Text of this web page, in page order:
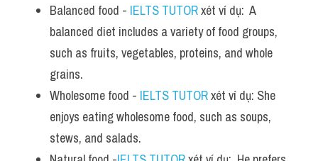
Balanced food - IELTS TUTOR xét ví dụ:  A
balanced diet includes a variety of food groups,
such as fruits, vegetables, proteins, and whole
grains.
Wholesome food - IELTS TUTOR xét ví dụ: She
enjoys eating wholesome food, such as soups,
stews, and salads.